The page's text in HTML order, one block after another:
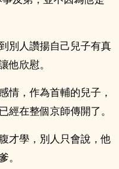
別人讚揚自己兒子有真
他欣慰。
情，作為首輔的兒子，
經在整個京師傳開了。
才學，別人只會說，他
。